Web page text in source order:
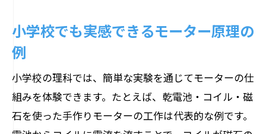
小学校でも実感できるモーター原理の
例
小学校の理科では、簡単な実験を通じてモーターの仕
組みを体験できます。たとえば、乾電池・コイル・磁
石を使った手作りモーターの工作は代表的な例です。